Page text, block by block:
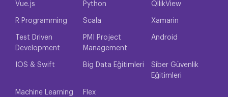
Vue.js Python QllikView
R Programming Scala Xamarin
Test Driven
Development
PMI Project
Management
Android
IOS & Swift Big Data Eğitimleri
Siber Güvenlik
Eğitimleri
Machine Learning Flex